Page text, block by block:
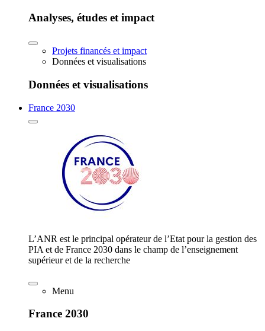
Analyses, études et impact
Projets financés et impact
Données et visualisations
Données et visualisations
France 2030
L’ANR est le principal opérateur de l’Etat pour la gestion des
PIA et de France 2030 dans le champ de l’enseignement
supérieur et de la recherche
Menu
France 2030